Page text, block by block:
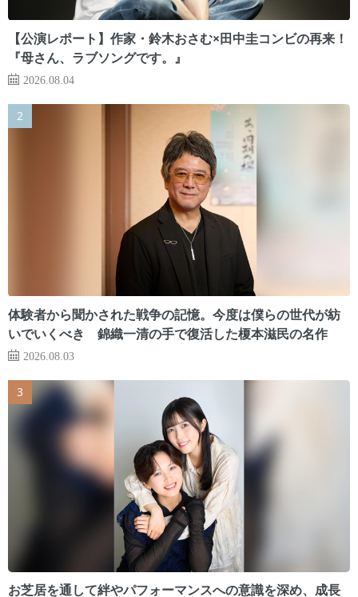
【公演レポート】作家・鈴木おさむ×田中圭コンビの再来！
『母さん、ラブソングです。』
2026.08.04
体験者から聞かされた戦争の記憶。今度は僕らの世代が紡
いでいくべき 錦織一清の手で復活した榎本滋民の名作
2026.08.03
お芝居を通して絆やパフォーマンスへの意識を深め、成長